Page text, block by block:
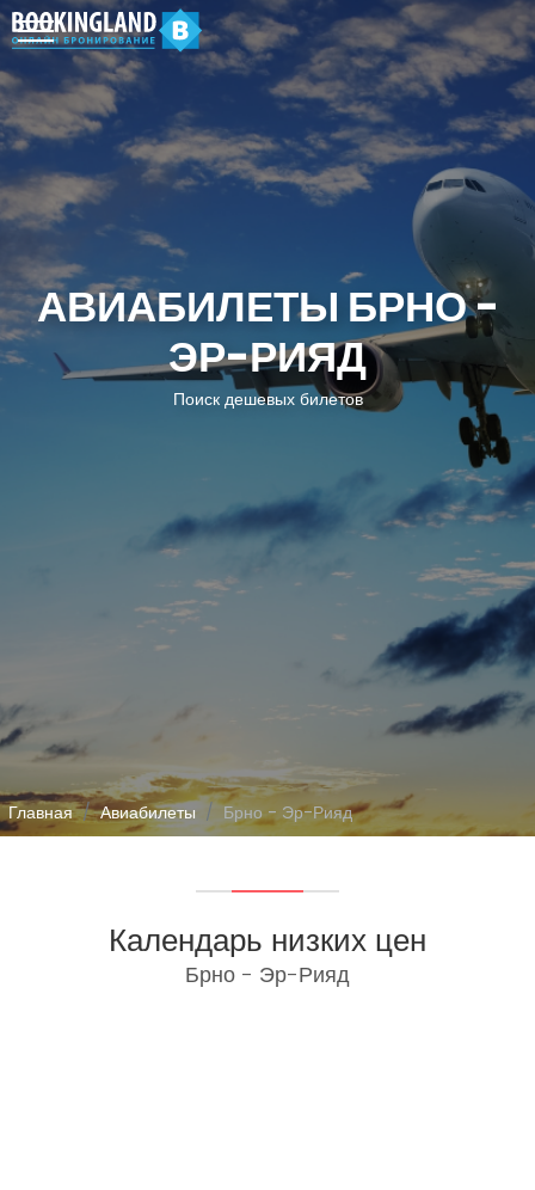
АВИАБИЛЕТЫ БРНО -
ЭР-РИЯД
Поиск дешевых билетов
Главная Авиабилеты Брно - Эр-Рияд
Календарь низких цен
Брно - Эр-Рияд